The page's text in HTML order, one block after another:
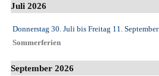
Juli 2026
Donnerstag 30. Juli bis Freitag 11. September
Sommerferien
September 2026